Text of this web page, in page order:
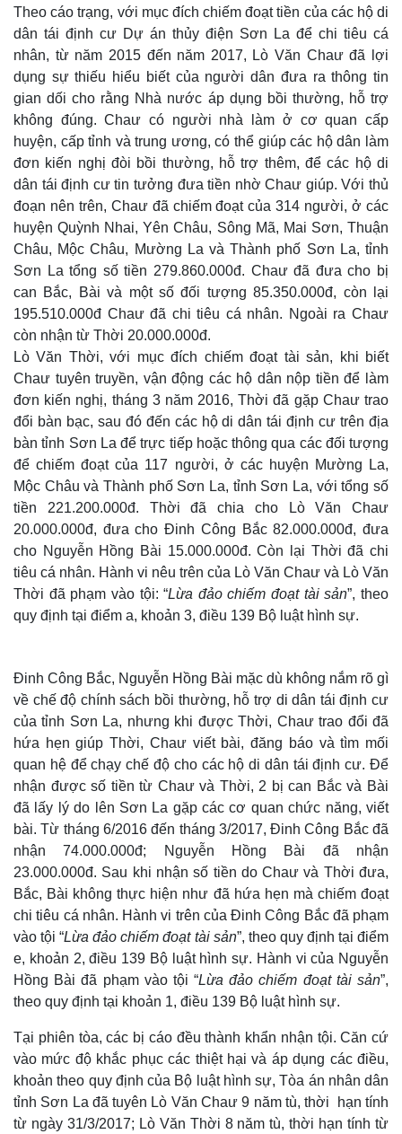
Thế giới
Quan sát
Cuộc sống đó đây
Hồ sơ
Multimedia
Video
Ảnh
E-Magazine
Infographic
Theo cáo trạng, với mục đích chiếm đoạt tiền của các hộ di
dân tái định cư Dự án thủy điện Sơn La để chi tiêu cá
nhân, từ năm 2015 đến năm 2017, Lò Văn Chaư đã lợi
dụng sự thiếu hiểu biết của người dân đưa ra thông tin
gian dối cho rằng Nhà nước áp dụng bồi thường, hỗ trợ
không đúng. Chaư có người nhà làm ở cơ quan cấp
huyện, cấp tỉnh và trung ương, có thể giúp các hộ dân làm
đơn kiến nghị đòi bồi thường, hỗ trợ thêm, để các hộ di
dân tái định cư tin tưởng đưa tiền nhờ Chaư giúp. Với thủ
đoạn nên trên, Chaư đã chiếm đoạt của 314 người, ở các
huyện Quỳnh Nhai, Yên Châu, Sông Mã, Mai Sơn, Thuận
Châu, Mộc Châu, Mường La và Thành phố Sơn La, tỉnh
Sơn La tổng số tiền 279.860.000đ. Chaư đã đưa cho bị
can Bắc, Bài và một số đối tượng 85.350.000đ, còn lại
195.510.000đ Chaư đã chi tiêu cá nhân. Ngoài ra Chaư
còn nhận từ Thời 20.000.000đ.
Lò Văn Thời, với mục đích chiếm đoạt tài sản, khi biết
Chaư tuyên truyền, vận động các hộ dân nộp tiền để làm
đơn kiến nghị, tháng 3 năm 2016, Thời đã gặp Chaư trao
đổi bàn bạc, sau đó đến các hộ di dân tái định cư trên địa
bàn tỉnh Sơn La để trực tiếp hoặc thông qua các đối tượng
để chiếm đoạt của 117 người, ở các huyện Mường La,
Mộc Châu và Thành phố Sơn La, tỉnh Sơn La, với tổng số
tiền 221.200.000đ. Thời đã chia cho Lò Văn Chaư
20.000.000đ, đưa cho Đinh Công Bắc 82.000.000đ, đưa
cho Nguyễn Hồng Bài 15.000.000đ. Còn lại Thời đã chi
tiêu cá nhân. Hành vi nêu trên của Lò Văn Chaư và Lò Văn
Thời đã phạm vào tội: “Lừa đảo chiếm đoạt tài sản”, theo
quy định tại điểm a, khoản 3, điều 139 Bộ luật hình sự.
Đinh Công Bắc, Nguyễn Hồng Bài mặc dù không nắm rõ gì
về chế độ chính sách bồi thường, hỗ trợ di dân tái định cư
của tỉnh Sơn La, nhưng khi được Thời, Chaư trao đổi đã
hứa hẹn giúp Thời, Chaư viết bài, đăng báo và tìm mối
quan hệ để chạy chế độ cho các hộ di dân tái định cư. Để
nhận được số tiền từ Chaư và Thời, 2 bị can Bắc và Bài
đã lấy lý do lên Sơn La gặp các cơ quan chức năng, viết
bài. Từ tháng 6/2016 đến tháng 3/2017, Đinh Công Bắc đã
nhận 74.000.000đ; Nguyễn Hồng Bài đã nhận
23.000.000đ. Sau khi nhận số tiền do Chaư và Thời đưa,
Bắc, Bài không thực hiện như đã hứa hẹn mà chiếm đoạt
chi tiêu cá nhân. Hành vi trên của Đinh Công Bắc đã phạm
vào tội “Lừa đảo chiếm đoạt tài sản”, theo quy định tại điểm
e, khoản 2, điều 139 Bộ luật hình sự. Hành vi của Nguyễn
Hồng Bài đã phạm vào tội “Lừa đảo chiếm đoạt tài sản”,
theo quy định tại khoản 1, điều 139 Bộ luật hình sự.
Tại phiên tòa, các bị cáo đều thành khẩn nhận tội. Căn cứ
vào mức độ khắc phục các thiệt hại và áp dụng các điều,
khoản theo quy định của Bộ luật hình sự, Tòa án nhân dân
tỉnh Sơn La đã tuyên Lò Văn Chaư 9 năm tù, thời hạn tính
từ ngày 31/3/2017; Lò Văn Thời 8 năm tù, thời hạn tính từ